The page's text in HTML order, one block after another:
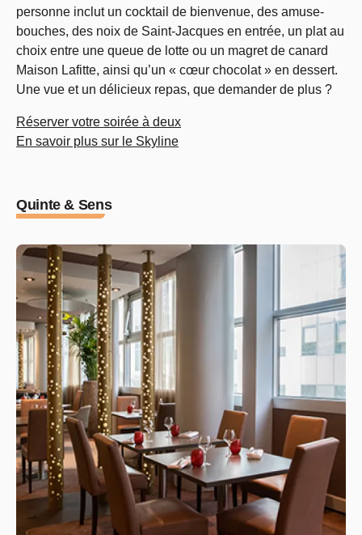
personne inclut un cocktail de bienvenue, des amuse-
bouches, des noix de Saint-Jacques en entrée, un plat au
choix entre une queue de lotte ou un magret de canard
Maison Lafitte, ainsi qu’un « cœur chocolat » en dessert.
Une vue et un délicieux repas, que demander de plus ?
Réserver votre soirée à deux
En savoir plus sur le Skyline
Quinte & Sens